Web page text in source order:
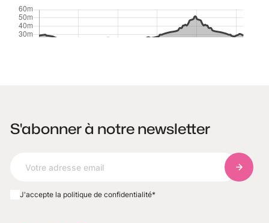
S'abonner à notre newsletter
J'accepte la politique de confidentialité*